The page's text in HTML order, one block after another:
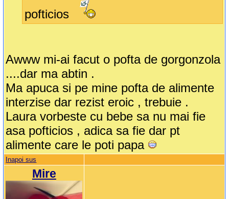
pofticios
Awww mi-ai facut o pofta de gorgonzola
....dar ma abtin .
Ma apuca si pe mine pofta de alimente
interzise dar rezist eroic , trebuie .
Laura vorbeste cu bebe sa nu mai fie
asa pofticios , adica sa fie dar pt
alimente care le poti papa
Inapoi sus
Mire